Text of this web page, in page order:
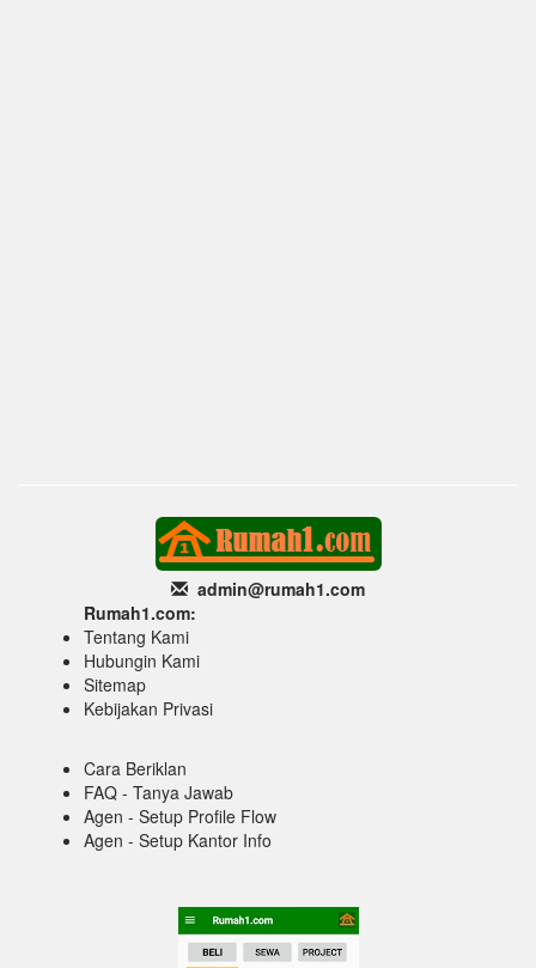
admin@rumah1.com
Rumah1.com:
Tentang Kami
Hubungin Kami
Sitemap
Kebijakan Privasi
Cara Beriklan
FAQ - Tanya Jawab
Agen - Setup Profile Flow
Agen - Setup Kantor Info